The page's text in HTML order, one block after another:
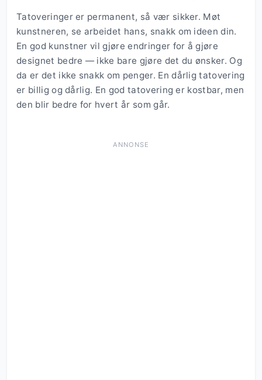
Tatoveringer er permanent, så vær sikker. Møt
kunstneren, se arbeidet hans, snakk om ideen din.
En god kunstner vil gjøre endringer for å gjøre
designet bedre — ikke bare gjøre det du ønsker. Og
da er det ikke snakk om penger. En dårlig tatovering
er billig og dårlig. En god tatovering er kostbar, men
den blir bedre for hvert år som går.
ANNONSE